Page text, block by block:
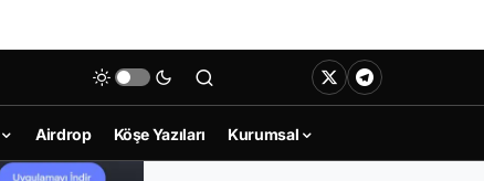
Airdrop Köşe Yazıları Kurumsal